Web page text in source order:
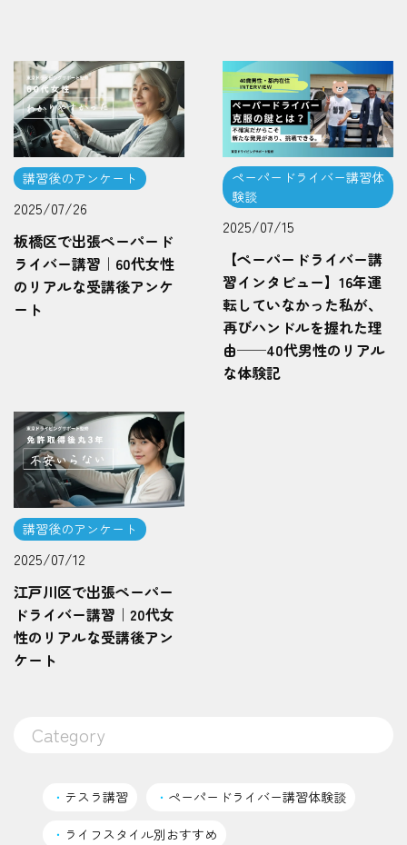
講習後のアンケート
2025/07/26
板橋区で出張ペーパード
ライバー講習｜60代女性
のリアルな受講後アンケ
ート
ペーパードライバー講習体
験談
2025/07/15
【ペーパードライバー講
習インタビュー】16年運
転していなかった私が、
再びハンドルを握れた理
由──40代男性のリアル
な体験記
講習後のアンケート
2025/07/12
江戸川区で出張ペーパー
ドライバー講習｜20代女
性のリアルな受講後アン
ケート
Category
・ テスラ講習 ・ ペーパードライバー講習体験談
・ ライフスタイル別おすすめ